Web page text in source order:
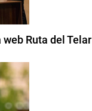
Ruta del Telar